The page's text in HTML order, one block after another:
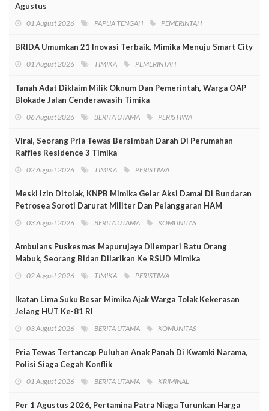
Agustus
01 August 2026 PAPUA TENGAH PEMERINTAH
BRIDA Umumkan 21 Inovasi Terbaik, Mimika Menuju Smart City
01 August 2026 TIMIKA PEMERINTAH
Tanah Adat Diklaim Milik Oknum Dan Pemerintah, Warga OAP
Blokade Jalan Cenderawasih Timika
06 August 2026 BERITA UTAMA PERISTIWA
Viral, Seorang Pria Tewas Bersimbah Darah Di Perumahan
Raffles Residence 3 Timika
02 August 2026 TIMIKA PERISTIWA
Meski Izin Ditolak, KNPB Mimika Gelar Aksi Damai Di Bundaran
Petrosea Soroti Darurat Militer Dan Pelanggaran HAM
03 August 2026 BERITA UTAMA KOMUNITAS
Ambulans Puskesmas Mapurujaya Dilempari Batu Orang
Mabuk, Seorang Bidan Dilarikan Ke RSUD Mimika
02 August 2026 TIMIKA PERISTIWA
Ikatan Lima Suku Besar Mimika Ajak Warga Tolak Kekerasan
Jelang HUT Ke-81 RI
03 August 2026 BERITA UTAMA KOMUNITAS
Pria Tewas Tertancap Puluhan Anak Panah Di Kwamki Narama,
Polisi Siaga Cegah Konflik
01 August 2026 BERITA UTAMA KRIMINAL
Per 1 Agustus 2026, Pertamina Patra Niaga Turunkan Harga